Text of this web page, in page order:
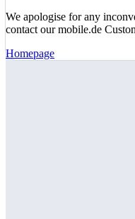
We apologise for any
contact our mobile.de
Homepage